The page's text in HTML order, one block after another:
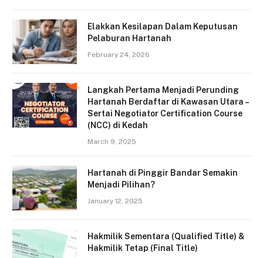
Elakkan Kesilapan Dalam Keputusan
Pelaburan Hartanah
February 24, 2026
Langkah Pertama Menjadi Perunding
Hartanah Berdaftar di Kawasan Utara –
Sertai Negotiator Certification Course
(NCC) di Kedah
March 9, 2025
Hartanah di Pinggir Bandar Semakin
Menjadi Pilihan?
January 12, 2025
Hakmilik Sementara (Qualified Title) &
Hakmilik Tetap (Final Title)